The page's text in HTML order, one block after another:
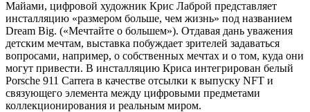
Майами, цифровой художник Крис Лаброй представляет
инсталляцию «размером больше, чем жизнь» под названием
Dream Big. («Мечтайте о большем»). Отдавая дань уважения
детским мечтам, выставка побуждает зрителей задаваться
вопросами, например, о собственных мечтах и о том, куда они
могут привести. В инсталляцию Криса интегрирован белый
Porsche 911 Carrera в качестве отсылки к выпуску NFT и
связующего элемента между цифровыми предметами
коллекционирования и реальным миром.